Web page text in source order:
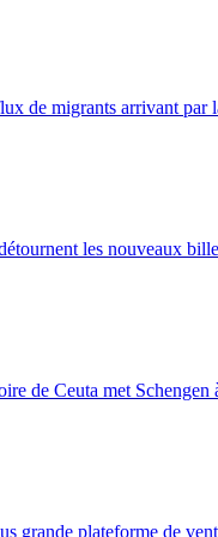
de migrants arrivant par
les nouveaux
de Ceuta met Schengen
grande plateforme de